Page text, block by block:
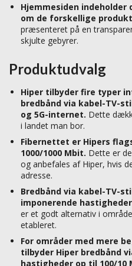
Hjemmesiden
om de forskellige
præsenteret på en
skjulte gebyrer.
Produktudvalg
Hiper tilbyder fire typer
bredbånd via kabel-TV-
og 5G-internet. Dette
i landet man bor.
Fibernettet er Hipers
1000/1000 Mbit. Dette er
og anbefales af Hiper, hvis
adresse.
Bredbånd via kabel-TV-
imponerende
er et godt alternativ i
etableret.
For områder med mere
tilbyder Hiper bredbånd
hastigheder op til 100/10